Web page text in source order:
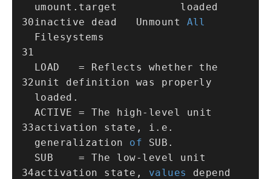
umount.target          loaded
inactive dead   Unmount All
Filesystems
LOAD = Reflects whether the
unit definition was properly
loaded.
ACTIVE = The high- level unit
activation state, i.e.
generalization of SUB.
SUB = The low- level unit
activation state, values